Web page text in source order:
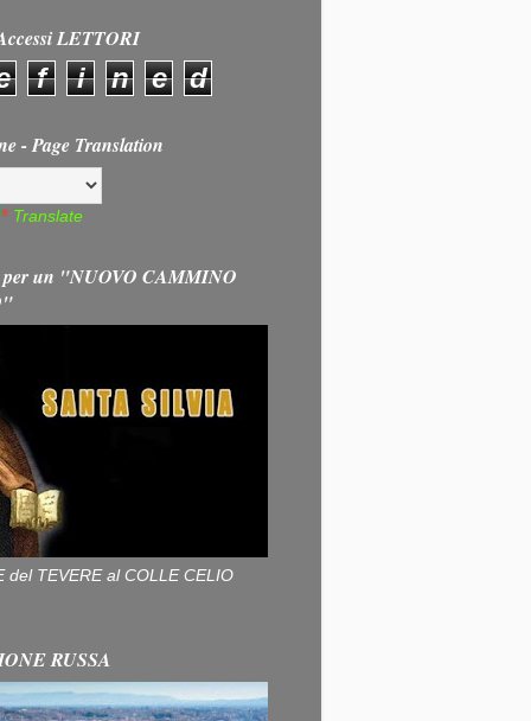
LETTORI
f i n e d
- Page Translation
Translate
per un "NUOVO CAMMINO
del TEVERE al COLLE CELIO
RUSSA